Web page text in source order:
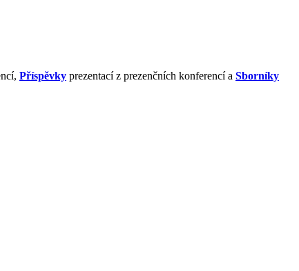
Příspěvky prezentací z prezenčních konferencí a Sborníky